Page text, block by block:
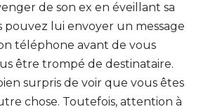
de son ex en éveillant sa
pouvez lui envoyer un message
téléphone avant de vous
être trompé de destinataire.
surpris de voir que vous êtes
chose. Toutefois, attention à